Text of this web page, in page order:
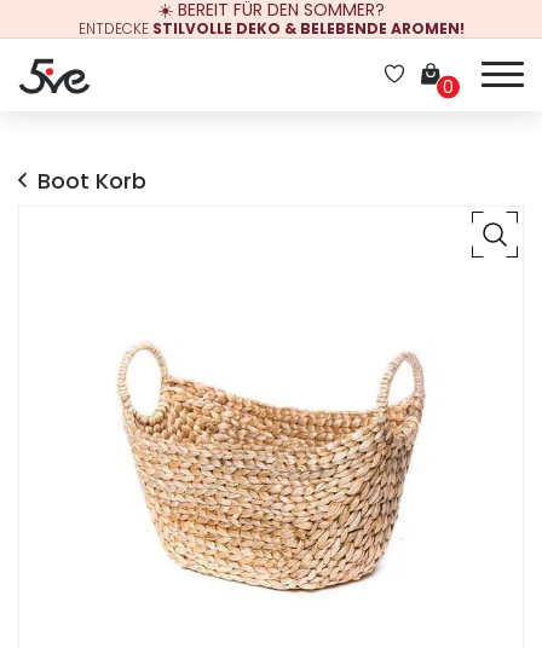
☀️ BEREIT FÜR DEN SOMMER?
ENTDECKE STILVOLLE DEKO & BELEBENDE AROMEN!
0
Boot Korb